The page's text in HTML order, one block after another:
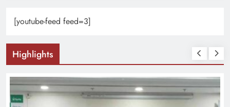
[youtube-feed feed=3]
Highlights